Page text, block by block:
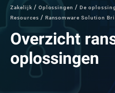
Zakelijk Oplossingen
De
Resources
Ransomware Solution
Overzicht
oplossingen